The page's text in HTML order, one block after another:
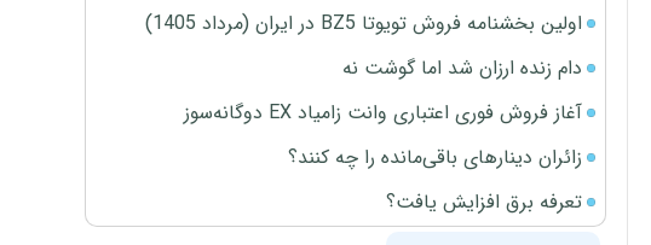
اولین بخشنامه فروش تویوتا BZ5 در ایران (مرداد 1405)
دام زنده ارزان شد اما گوشت نه
آغاز فروش فوری اعتباری وانت زامیاد EX دوگانه‌سوز
زائران دینارهای باقی‌مانده را چه کنند؟
تعرفه برق افزایش یافت؟